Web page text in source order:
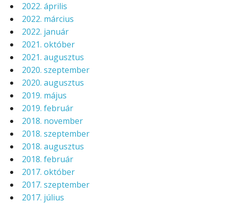
2022. április
2022. március
2022. január
2021. október
2021. augusztus
2020. szeptember
2020. augusztus
2019. május
2019. február
2018. november
2018. szeptember
2018. augusztus
2018. február
2017. október
2017. szeptember
2017. július